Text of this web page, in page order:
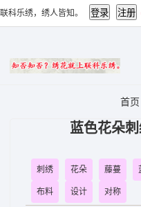
联科乐绣，绣人皆知。
首页
蓝色花朵
刺绣 花朵 藤蔓
布料 设计 对称